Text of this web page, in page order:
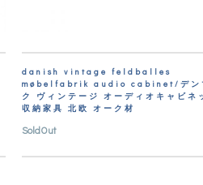
danish vintage feldballes
møbelfabrik audio cabinet/デン
ク ヴィンテージ オーディオキャビネ
収納家具 北欧 オーク材
SoldOut